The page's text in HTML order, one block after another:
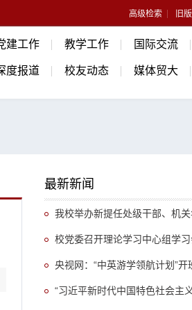
高级检索 旧
建工作 教学工作 国际交流
度报道 校友动态 媒体贸大
最新新闻
我校举办新提任处级干部、机
立和践行正确政绩观专题培训班
校党委召开理论学习中心组学
近平总书记关于推动哲学社会科学
要指示精神
央视网：“中英游学领航计划”
余名英国学生开启“游学中国”旅程
“习近平新时代中国特色社会主